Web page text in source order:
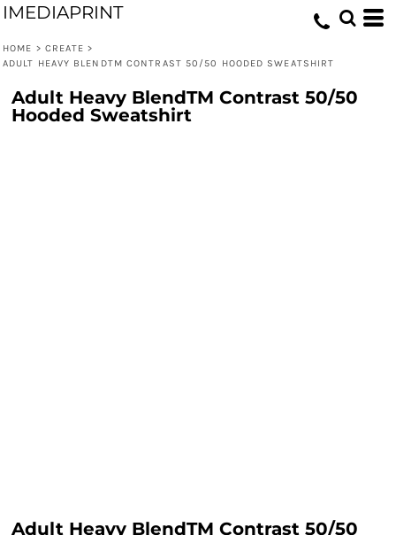
IMEDIAPRINT
HOME > CREATE >
ADULT HEAVY BLENDTM CONTRAST 50/50 HOODED SWEATSHIRT
Adult Heavy BlendTM Contrast 50/50
Hooded Sweatshirt
Adult Heavy BlendTM Contrast 50/50